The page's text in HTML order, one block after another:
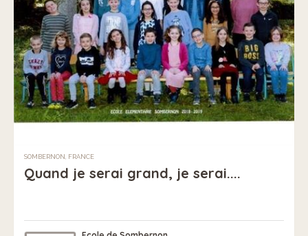
SOMBERNON, FRANCE
Quand je serai grand, je serai....